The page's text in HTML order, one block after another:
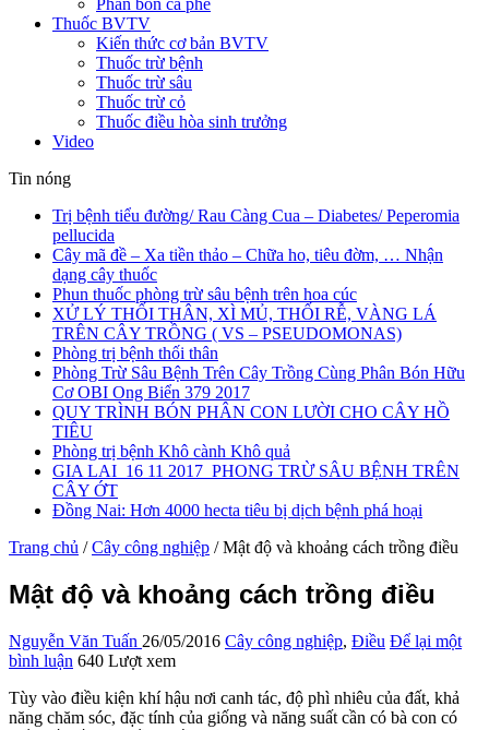
Thuốc BVTV
Kiến thức cơ bản BVTV
Thuốc trừ bệnh
Thuốc trừ sâu
Thuốc trừ cỏ
Thuốc điều hòa sinh trưởng
Video
Tin nóng
Trị bệnh tiểu đường/ Rau Càng Cua – Diabetes/ Peperomia
pellucida
Cây mã đề – Xa tiền thảo – Chữa ho, tiêu đờm, … Nhận
dạng cây thuốc
Phun thuốc phòng trừ sâu bệnh trên hoa cúc
XỬ LÝ THỐI THÂN, XÌ MỦ, THỐI RỄ, VÀNG LÁ
TRÊN CÂY TRỒNG ( VS – PSEUDOMONAS)
Phòng trị bệnh thối thân
Phòng Trừ Sâu Bệnh Trên Cây Trồng Cùng Phân Bón Hữu
Cơ OBI Ong Biển 379 2017
QUY TRÌNH BÓN PHÂN CON LƯỜI CHO CÂY HỒ
TIÊU
Phòng trị bệnh Khô cành Khô quả
GIA LAI_16 11 2017_PHONG TRỪ SÂU BỆNH TRÊN
CÂY ỚT
Đồng Nai: Hơn 4000 hecta tiêu bị dịch bệnh phá hoại
Trang chủ / Cây công nghiệp / Mật độ và khoảng cách trồng điều
Mật độ và khoảng cách trồng điều
Nguyễn Văn Tuấn 26/05/2016 Cây công nghiệp, Điều Để lại một
bình luận 640 Lượt xem
Tùy vào điều kiện khí hậu nơi canh tác, độ phì nhiêu của đất, khả
năng chăm sóc, đặc tính của giống và năng suất cần có bà con có